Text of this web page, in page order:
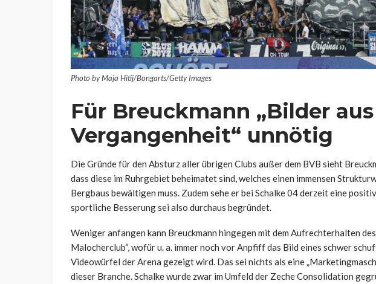
Photo by Maja Hitij/Bongarts/Getty Images
Für Breuckmann „Bilder
Vergangenheit“ unnötig
Die Gründe für den Absturz aller übrigen Clubs außer dem BVB sieht
dass diese im Ruhrgebiet beheimatet sind, welches einen immensen
Bergbaus bewältigen muss. Zudem sehe er bei Schalke 04 derzeit eine
sportliche Besserung sei also durchaus begründet.
Weniger anfangen kann Breuckmann hingegen mit dem Aufrechterhalten
Malocherclub“, wofür u. a. immer noch vor Anpfiff das Bild eines schwer
Videowürfel der Arena gezeigt wird. Das sei nichts als eine
dieser Branche. Schalke wurde zwar im Umfeld der Zeche Consolidation